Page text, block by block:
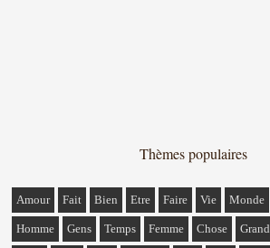
Thèmes populaires
Amour Fait Bien Etre Faire Vie Monde
Homme Gens Temps Femme Chose Grand